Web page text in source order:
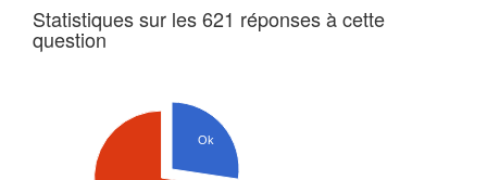
Statistiques sur les 621 réponses à cette
question
Ok